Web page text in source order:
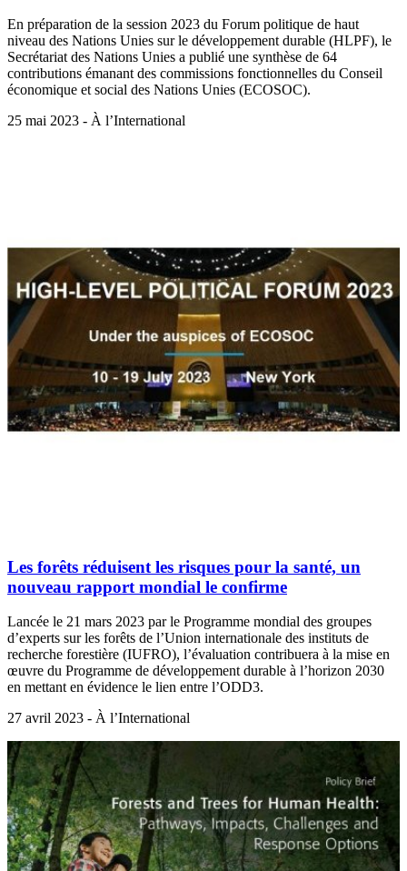
En préparation de la session 2023 du Forum politique de haut
niveau des Nations Unies sur le développement durable (HLPF), le
Secrétariat des Nations Unies a publié une synthèse de 64
contributions émanant des commissions fonctionnelles du Conseil
économique et social des Nations Unies (ECOSOC).
25 mai 2023 - À l’International
Les forêts réduisent les risques pour la santé, un
nouveau rapport mondial le confirme
Lancée le 21 mars 2023 par le Programme mondial des groupes
d’experts sur les forêts de l’Union internationale des instituts de
recherche forestière (IUFRO), l’évaluation contribuera à la mise en
œuvre du Programme de développement durable à l’horizon 2030
en mettant en évidence le lien entre l’ODD3.
27 avril 2023 - À l’International